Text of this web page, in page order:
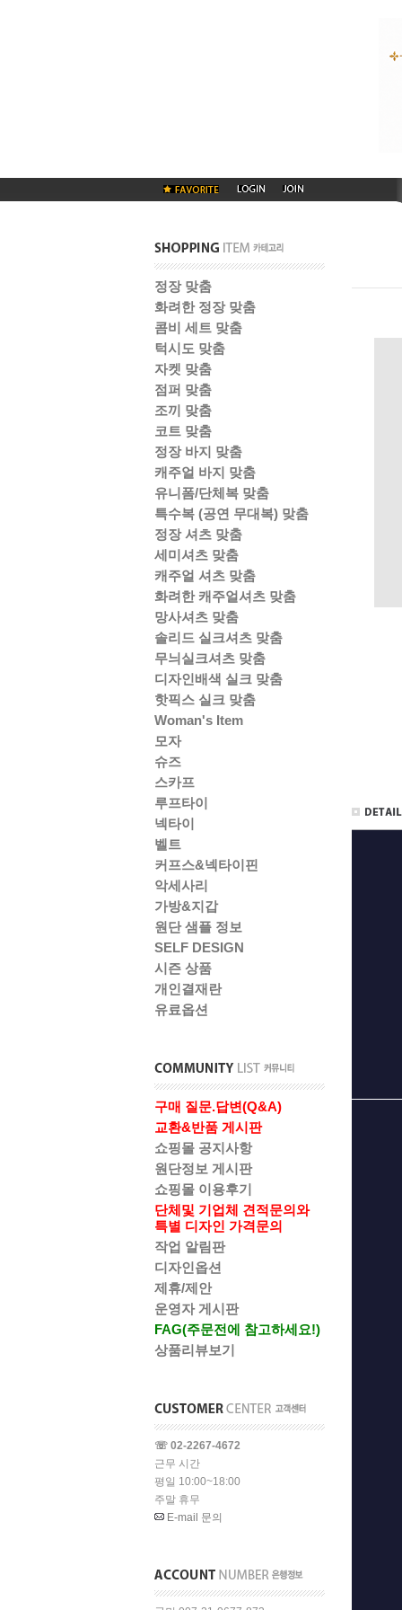
정장 맞춤
화려한 정장 맞춤
콤비 세트 맞춤
턱시도 맞춤
자켓 맞춤
점퍼 맞춤
조끼 맞춤
코트 맞춤
정장 바지 맞춤
캐주얼 바지 맞춤
유니폼/단체복 맞춤
특수복 (공연 무대복) 맞춤
정장 셔츠 맞춤
세미셔츠 맞춤
캐주얼 셔츠 맞춤
화려한 캐주얼셔츠 맞춤
망사셔츠 맞춤
솔리드 실크셔츠 맞춤
무늬실크셔츠 맞춤
디자인배색 실크 맞춤
핫픽스 실크 맞춤
Woman's Item
모자
슈즈
스카프
루프타이
넥타이
벨트
커프스&넥타이핀
악세사리
가방&지갑
원단 샘플 정보
SELF DESIGN
시즌 상품
개인결재란
유료옵션
구매 질문.답변(Q&A)
교환&반품 게시판
쇼핑몰 공지사항
원단정보 게시판
쇼핑몰 이용후기
단체및 기업체 견적문의와
특별 디자인 가격문의
작업 알림판
디자인옵션
제휴/제안
운영자 게시판
FAG(주문전에 참고하세요!)
상품리뷰보기
☏ 02-2267-4672
근무 시간
평일 10:00~18:00
주말 휴무
E-mail 문의